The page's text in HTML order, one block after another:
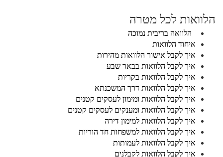
הלוואות לכל מטרה
הלוואה בריבית נמוכה
איחוד הלוואות
איך לקבל אישור הלוואות מהירות
איך לקבל הלוואות בבאר שבע
איך לקבל הלוואות בקריות
איך לקבל הלוואות דרך המשכנתא
איך לקבל הלוואות ומימון לעסקים קטנים
איך לקבל הלוואות ומענקים לעסקים קטנים
איך לקבל הלוואות למימון דירה
איך לקבל הלוואות למשפחות חד הוריות
איך לקבל הלוואות לעמותות
איך לקבל הלוואות לקבלנים